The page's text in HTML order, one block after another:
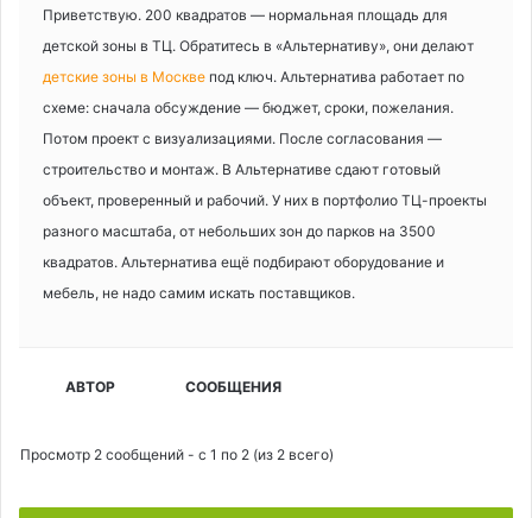
Приветствую. 200 квадратов — нормальная площадь для
детской зоны в ТЦ. Обратитесь в «Альтернативу», они делают
детские зоны в Москве под ключ. Альтернатива работает по
схеме: сначала обсуждение — бюджет, сроки, пожелания.
Потом проект с визуализациями. После согласования —
строительство и монтаж. В Альтернативе сдают готовый
объект, проверенный и рабочий. У них в портфолио ТЦ-проекты
разного масштаба, от небольших зон до парков на 3500
квадратов. Альтернатива ещё подбирают оборудование и
мебель, не надо самим искать поставщиков.
АВТОР СООБЩЕНИЯ
Просмотр 2 сообщений - с 1 по 2 (из 2 всего)